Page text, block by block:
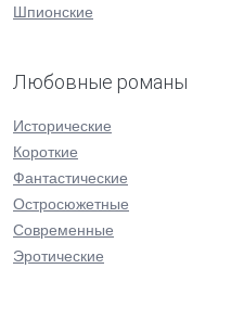
Шпионские
Любовные романы
Исторические
Короткие
Фантастические
Остросюжетные
Современные
Эротические